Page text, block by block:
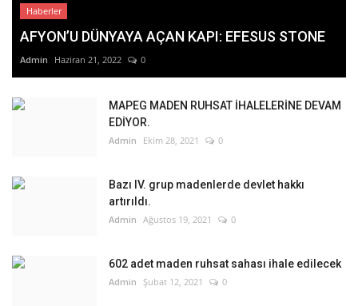
Haberler
AFYON’U DÜNYAYA AÇAN KAPI: EFESUS STONE
Admin Haziran 21, 2022 0
MAPEG MADEN RUHSAT İHALELERİNE DEVAM
EDİYOR.
Admin Ekim 28, 2021 0
Bazı IV. grup madenlerde devlet hakkı
artırıldı.
Admin Ağustos 19, 2021 0
602 adet maden ruhsat sahası ihale edilecek
Admin Şubat 12, 2021 0